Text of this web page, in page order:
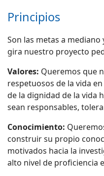
Principios
Son las metas a
gira nuestro proyecto
Valores: Queremos que
respetuosos de la vida
de la dignidad de la vida
sean responsables,
Conocimiento:
construir su propio
motivados hacia la
alto nivel de proficiencia